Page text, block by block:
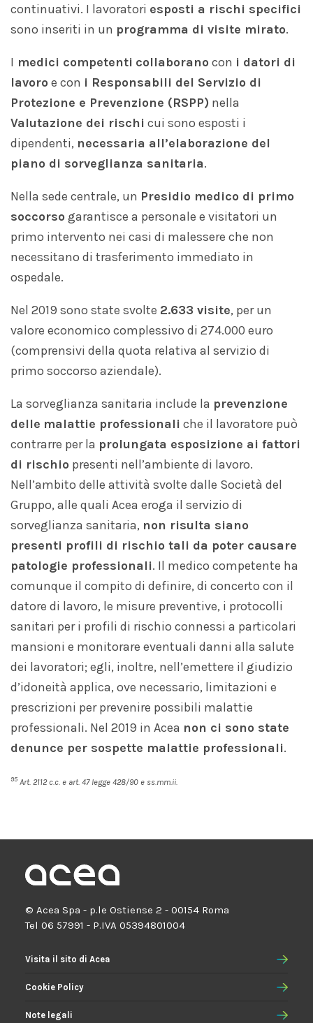
continuativi. I lavoratori esposti a rischi specifici
sono inseriti in un programma di visite mirato.
I medici competenti collaborano con i datori di
lavoro e con i Responsabili del Servizio di
Protezione e Prevenzione (RSPP) nella
Valutazione dei rischi cui sono esposti i
dipendenti, necessaria all’elaborazione del
piano di sorveglianza sanitaria.
Nella sede centrale, un Presidio medico di primo
soccorso garantisce a personale e visitatori un
primo intervento nei casi di malessere che non
necessitano di trasferimento immediato in
ospedale.
Nel 2019 sono state svolte 2.633 visite, per un
valore economico complessivo di 274.000 euro
(comprensivi della quota relativa al servizio di
primo soccorso aziendale).
La sorveglianza sanitaria include la prevenzione
delle malattie professionali che il lavoratore può
contrarre per la prolungata esposizione ai fattori
di rischio presenti nell’ambiente di lavoro.
Nell’ambito delle attività svolte dalle Società del
Gruppo, alle quali Acea eroga il servizio di
sorveglianza sanitaria, non risulta siano
presenti profili di rischio tali da poter causare
patologie professionali. Il medico competente ha
comunque il compito di definire, di concerto con il
datore di lavoro, le misure preventive, i protocolli
sanitari per i profili di rischio connessi a particolari
mansioni e monitorare eventuali danni alla salute
dei lavoratori; egli, inoltre, nell’emettere il giudizio
d’idoneità applica, ove necessario, limitazioni e
prescrizioni per prevenire possibili malattie
professionali. Nel 2019 in Acea non ci sono state
denunce per sospette malattie professionali.
95 Art. 2112 c.c. e art. 47 legge 428/90 e ss.mm.ii.
© Acea Spa - p.le Ostiense 2 - 00154 Roma
Tel 06 57991 - P.IVA 05394801004
Visita il sito di Acea
Cookie Policy
Note legali